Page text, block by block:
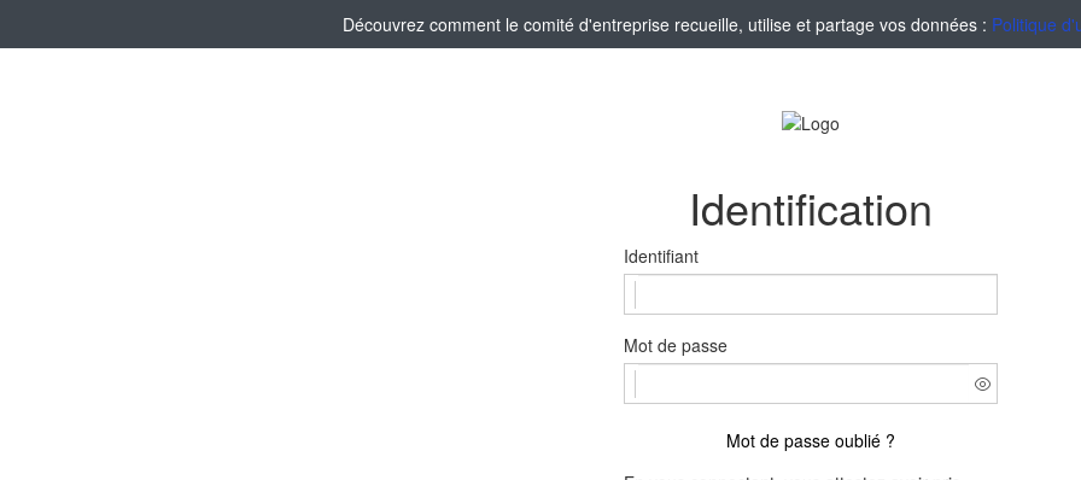
Découvrez comment le comité d'entreprise recueille, utilise et partage vos données : Politique
Identification
Identifiant
Mot de passe
Mot de passe oublié ?